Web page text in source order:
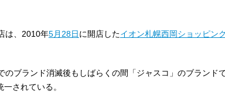
は、2010年5月28日に開店したイオン札幌西岡ショッピン
ブランド消滅後もしばらくの間「ジャスコ」のブランド
されている。